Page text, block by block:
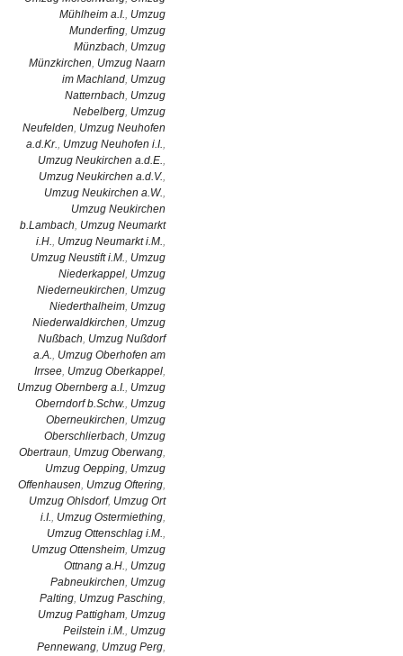
Mühlheim a.I., Umzug
Munderfing, Umzug
Münzbach, Umzug
Münzkirchen, Umzug Naarn
im Machland, Umzug
Natternbach, Umzug
Nebelberg, Umzug
Neufelden, Umzug Neuhofen
a.d.Kr., Umzug Neuhofen i.I.,
Umzug Neukirchen a.d.E.,
Umzug Neukirchen a.d.V.,
Umzug Neukirchen a.W.,
Umzug Neukirchen
b.Lambach, Umzug Neumarkt
i.H., Umzug Neumarkt i.M.,
Umzug Neustift i.M., Umzug
Niederkappel, Umzug
Niederneukirchen, Umzug
Niederthalheim, Umzug
Niederwaldkirchen, Umzug
Nußbach, Umzug Nußdorf
a.A., Umzug Oberhofen am
Irrsee, Umzug Oberkappel,
Umzug Obernberg a.I., Umzug
Oberndorf b.Schw., Umzug
Oberneukirchen, Umzug
Oberschlierbach, Umzug
Obertraun, Umzug Oberwang,
Umzug Oepping, Umzug
Offenhausen, Umzug Oftering,
Umzug Ohlsdorf, Umzug Ort
i.I., Umzug Ostermiething,
Umzug Ottenschlag i.M.,
Umzug Ottensheim, Umzug
Ottnang a.H., Umzug
Pabneukirchen, Umzug
Palting, Umzug Pasching,
Umzug Pattigham, Umzug
Peilstein i.M., Umzug
Pennewang, Umzug Perg,